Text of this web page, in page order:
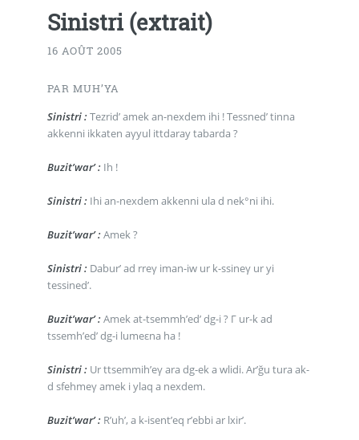
Sinistri (extrait)
16 AOÛT 2005
PAR MUH’YA
Sinistri : Tezrid’ amek an-nexdem ihi ! Tessned’ tinna
akkenni ikkaten aγyul ittdaray tabarda ?
Buzit’war’ : Ih !
Sinistri : Ihi an-nexdem akkenni ula d nek°ni ihi.
Buzit’war’ : Amek ?
Sinistri : Dabur’ ad rreγ iman-iw ur k-ssineγ ur yi
tessined’.
Buzit’war’ : Amek at-tsemmh’ed’ dg-i ? Γ ur-k ad
tssemh’ed’ dg-i lumeεna ha !
Sinistri : Ur ttsemmih’eγ ara dg-ek a wlidi. Ar’ğu tura ak-
d sfehmeγ amek i ylaq a nexdem.
Buzit’war’ : R’uh’, a k-isent’eq r’ebbi ar lxir’.